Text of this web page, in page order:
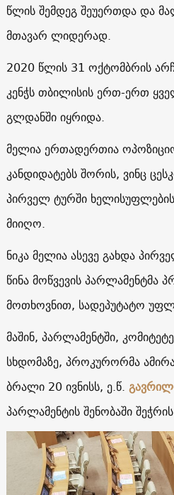
წლის შემდეგ შეუერთდა და
მთავარ ლიდერად.
2020 წლის 31 ოქტომბრის
კენჭს თბილისის ერთ-ერთ
გლდანში იყრიდა.
მელია ერთადერთია
კანდიდატებს შორის, ვინც
პირველ ტურში ხელისუფლების
მიიღო.
ნიკა მელია ასევე გახდა
წინა მოწვევის პარლამენტმა
მოთხოვნით, სადეპუტატო
მაშინ, პარლამენტში,
სხდომაზე, პროკურორმა
ბრალი 20 ივნისს, ე.წ.
პარლამენტის შენობაში